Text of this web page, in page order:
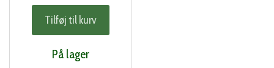
oprindelige
pris
var:
695,00 kr..
Tilføj til kurv
På lager